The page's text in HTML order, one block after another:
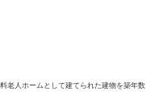
老人ホームとして建てられた建物を築年数